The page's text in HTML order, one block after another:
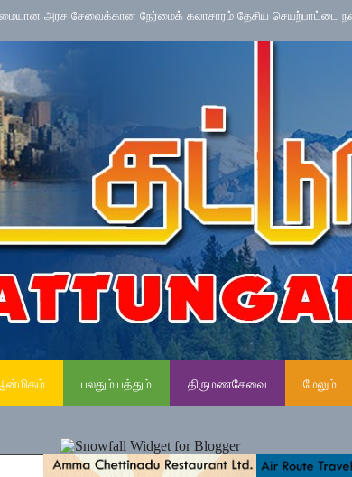
சேவைக்கான நேர்மைக் கலாசாரம் தேசிய செயற்பாட்டை
பலதும் பத்தும் திருமணசேவை மேலும்